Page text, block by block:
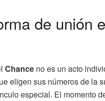
de unión
Chance no es un acto
eligen sus números de la
especial. El momento